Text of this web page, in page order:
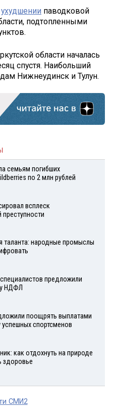
ухудшении паводковой
подтопленными
области началась
спустя. Наибольший
Нижнеудинск и Тулун.
семьям погибших
по 2 млн рублей
всплеск
таланта: народные промыслы
предложили
НДФЛ
поощрять выплатами
успешных спортсменов
как отдохнуть на природе
здоровье
СМИ2